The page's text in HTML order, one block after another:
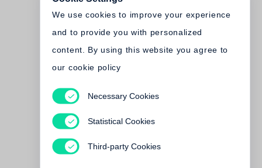
Voll das Leben
We use cookies to improve your experience
and to provide you with personalized
content. By using this website you agree to
our cookie policy
Necessary Cookies
Statistical Cookies
Third-party Cookies